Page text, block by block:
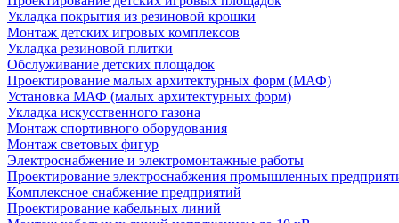
Укладка покрытия из резиновой крошки
Монтаж детских игровых комплексов
Укладка резиновой плитки
Обслуживание детских площадок
Проектирование малых архитектурных форм (МАФ)
Установка МАФ (малых архитектурных форм)
Укладка искусственного газона
Монтаж спортивного оборудования
Монтаж световых фигур
Электроснабжение и электромонтажные работы
Проектирование электроснабжения промышленных
Комплексное снабжение предприятий
Проектирование кабельных линий